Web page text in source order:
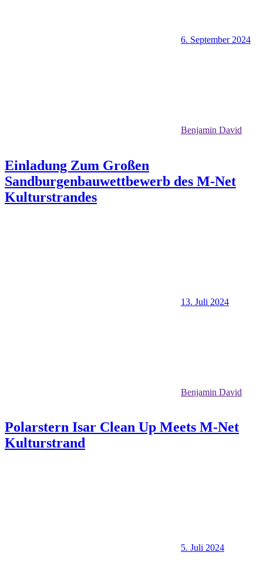
6. September 2024
Benjamin David
Einladung Zum Großen
Sandburgenbauwettbewerb des M-Net
Kulturstrandes
13. Juli 2024
Benjamin David
Polarstern Isar Clean Up Meets M-Net
Kulturstrand
5. Juli 2024